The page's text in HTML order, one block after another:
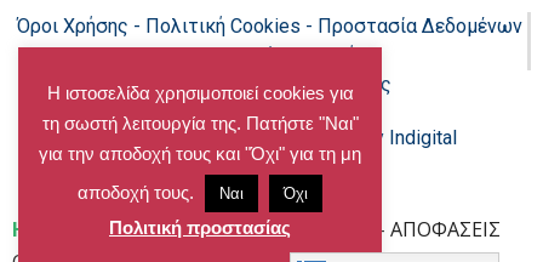
Όροι Χρήσης - Πολιτική Cookies - Προστασία Δεδομένων
Προσωπικού Χαρακτήρα
Δήλωση προσβασιμότητας
Copyright@chalandri.gr Powered by Indigital
Home
46η Έκτακτη Συνεδρίαση 2015 – ΑΠΟΦΑΣΕΙΣ
Η ιστοσελίδα χρησιμοποιεί cookies για
τη σωστή λειτουργία της. Πατήστε "Ναι"
για την αποδοχή τους και "Όχι" για τη μη
αποδοχή τους.
Ναι Όχι
Πολιτική προστασίας